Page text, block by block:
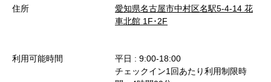
住所
愛知県名古屋市中村区名駅5-4-14 花
車北館 1F･2F
利用可能時間
平日 : 9:00-18:00
チェックイン1回あたり利用制限時